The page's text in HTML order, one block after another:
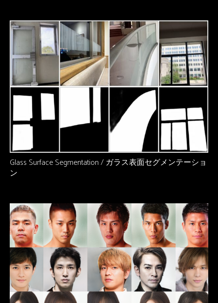
Glass Surface Segmentation / ガラス表面セグメンテーショ
ン